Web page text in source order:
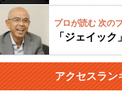
プロが読む 次の
「ジェイッ
アクセスラン